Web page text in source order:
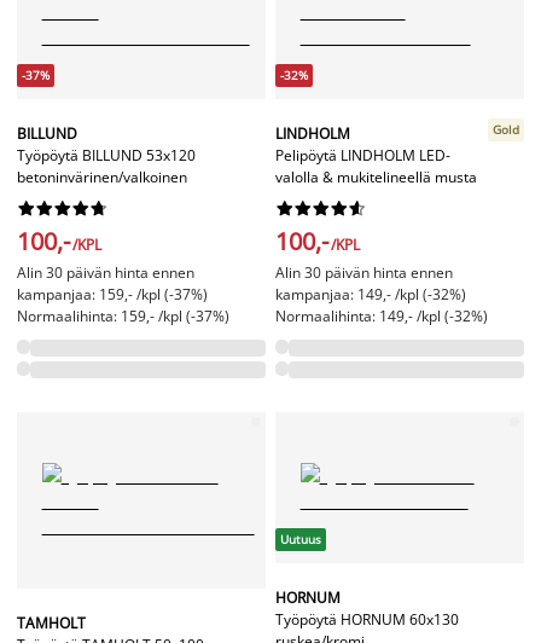
-37%
BILLUND
Työpöytä BILLUND 53x120
betoninvärinen/valkoinen






100,-/KPL
Alin 30 päivän hinta ennen
kampanjaa: 159,- /kpl (-37%)
Normaalihinta: 159,- /kpl (-37%)
-32%
LINDHOLM
Pelipöytä LINDHOLM LED-
valolla & mukitelineellä musta
Gold






100,-/KPL
Alin 30 päivän hinta ennen
kampanjaa: 149,- /kpl (-32%)
Normaalihinta: 149,- /kpl (-32%)
TAMHOLT
Uutuus
HORNUM
Työpöytä HORNUM 60x130